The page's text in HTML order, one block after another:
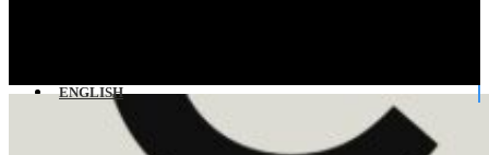
ENGLISH